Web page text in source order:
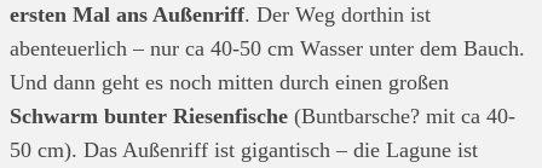
ersten Mal ans Außenriff. Der Weg dorthin ist
abenteuerlich – nur ca 40-50 cm Wasser unter dem Bauch.
Und dann geht es noch mitten durch einen großen
Schwarm bunter Riesenfische (Buntbarsche? mit ca 40-
50 cm). Das Außenriff ist gigantisch – die Lagune ist